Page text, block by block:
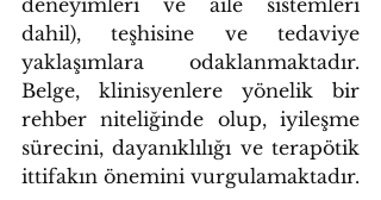
deneyimleri ve aile sistemleri
dahil), teşhisine ve tedaviye
yaklaşımlara odaklanmaktadır.
Belge, klinisyenlere yönelik bir
rehber niteliğinde olup, iyileşme
sürecini, dayanıklılığı ve terapötik
ittifakın önemini vurgulamaktadır.